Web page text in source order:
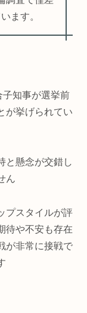
ます。
子知事が選挙前
が挙げられてい
と懸念が交錯し
ん
プスタイルが評
待や不安も存在
が非常に接戦で